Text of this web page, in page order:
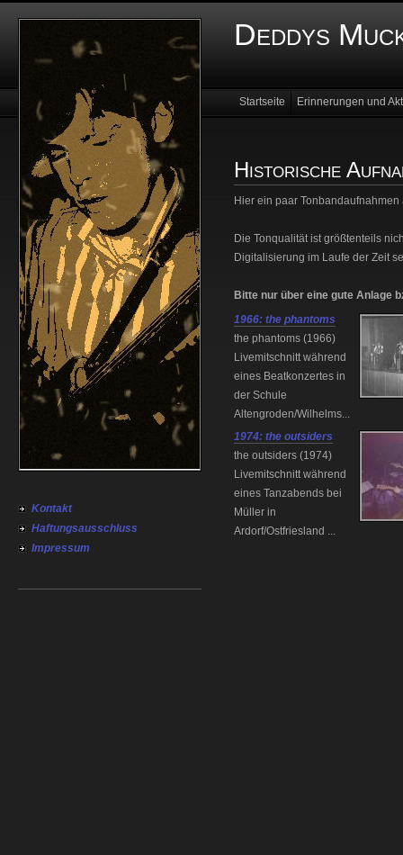
Deddys
Kontakt
Haftungsausschluss
Impressum
Startseite Erinnerungen und
Historische
Hier ein paar Tonbandaufnahmen
Die Tonqualität ist größtenteils
Digitalisierung im Laufe der Zeit
Bitte nur über eine gute Anlage
1966: the phantoms
the phantoms (1966)
Livemitschnitt während
eines Beatkonzertes in
der Schule
Altengroden/Wilhelms...
1974: the outsiders
the outsiders (1974)
Livemitschnitt während
eines Tanzabends bei
Müller in
Ardorf/Ostfriesland ...